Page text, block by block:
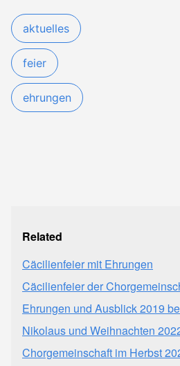
aktuelles
feier
ehrungen
Related
Cäcilienfeier mit Ehrungen
Cäcilienfeier der
Ehrungen und Ausblick 2019
Nikolaus und Weihnachten
Chorgemeinschaft im Herbst